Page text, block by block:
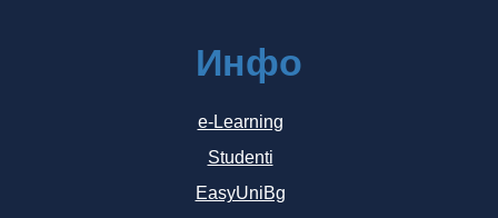
Инфо
e-Learning
Studenti
EasyUniBg